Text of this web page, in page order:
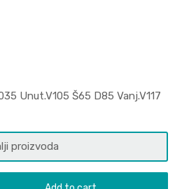
Unut.V105 Š65 D85 Vanj.V117
proizvoda